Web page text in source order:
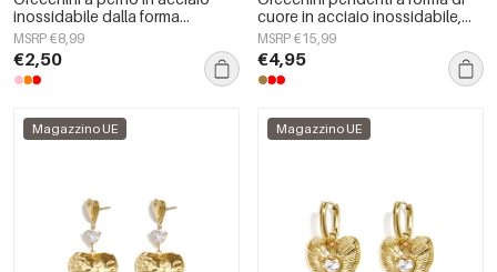
inossidabile dalla forma
geometrica, gioielli da donna
per tutti i giorni.
MSRP €8,99
€2,50
cuore in acciaio inossidabile,
serie Simple Daily Simple, gioielli
da donna
MSRP €15,99
€4,95
Magazzino UE Magazzino UE